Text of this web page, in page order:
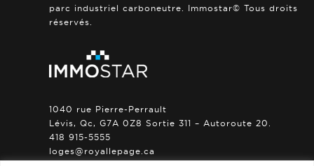
parc industriel carboneutre. Immostar© Tous droits
réservés.
1040 rue Pierre-Perrault
Lévis, Qc, G7A 0Z8 Sortie 311 – Autoroute 20.
418 915-5555
loges@royallepage.ca